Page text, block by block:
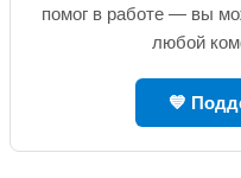
помог в работе — вы
любой
💙